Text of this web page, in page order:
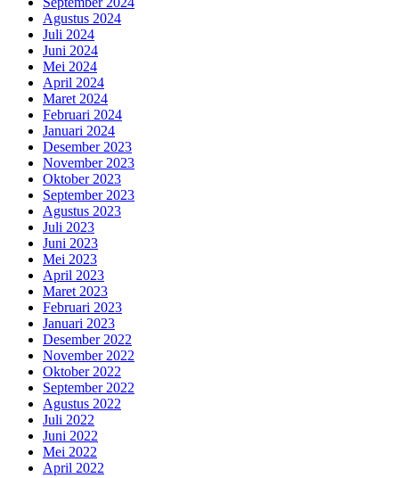
Agustus 2024
Juli 2024
Juni 2024
Mei 2024
April 2024
Maret 2024
Februari 2024
Januari 2024
Desember 2023
November 2023
Oktober 2023
September 2023
Agustus 2023
Juli 2023
Juni 2023
Mei 2023
April 2023
Maret 2023
Februari 2023
Januari 2023
Desember 2022
November 2022
Oktober 2022
September 2022
Agustus 2022
Juli 2022
Juni 2022
Mei 2022
April 2022